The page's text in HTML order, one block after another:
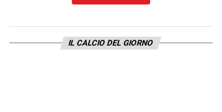
momento forte anche della scadenza
dell’accordo nel 2024. Il procuratore
IL CALCIO DEL GIORNO